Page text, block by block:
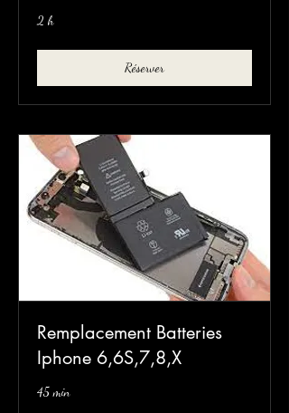
2 h
Réserver
Remplacement Batteries
Iphone 6,6S,7,8,X
45 min